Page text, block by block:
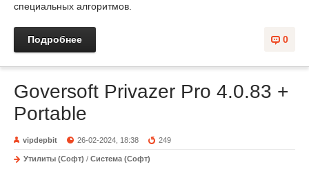
специальных алгоритмов.
0
Подробнее
Goversoft Privazer Pro 4.0.83 +
Portable
vipdepbit 26-02-2024, 18:38 249
Утилиты (Софт) / Система (Софт)